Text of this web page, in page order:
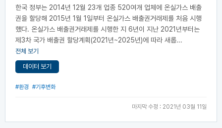
한국 정부는 2014년 12월 23개 업종 520여개 업체에 온실가스 배출
권을 할당해 2015년 1월 1일부터 온실가스 배출권거래제를 처음 시행
했다. 온실가스 배출권거래제를 시행한 지 6년이 지난 2021년부터는
제3차 국가 배출권 할당계획(2021년~2025년)에 따라 새롭...
전체 보기
데이터 보기
#환경 #기후변화
마지막 수정 : 2021년 03월 11일